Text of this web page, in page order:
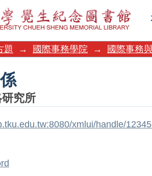
題 → 國際事務學院 → 國際事務
究所
xmlui/handle/